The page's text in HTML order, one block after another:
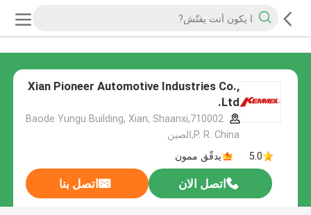
Xian Pioneer Automotive Industries Co.,
Ltd.
Baode Yungu Building, Xian, Shaanxi,710002
P. R. China,الصين
5.0
يدقّق ممون
اتصل الان اتصل بنا